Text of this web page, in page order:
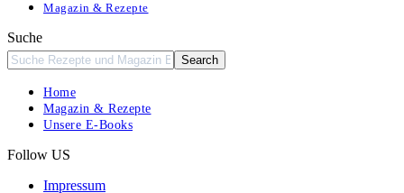
Magazin & Rezepte
Suche
Home
Magazin & Rezepte
Unsere E-Books
Follow US
Impressum